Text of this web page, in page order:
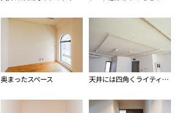
奥まったスペース 天井には四角くライティングレールが配され、照明計画の自由度が高い